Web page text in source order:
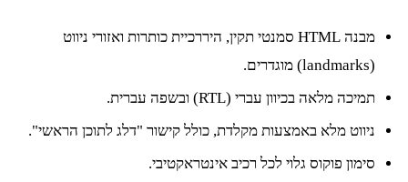
מבנה HTML סמנטי תקין, היררכיית כותרות ואזורי ניווט
(landmarks) מוגדרים.
תמיכה מלאה בכיוון עברי (RTL) ובשפה עברית.
ניווט מלא באמצעות מקלדת, כולל קישור "דלג לתוכן הראשי".
סימון פוקוס גלוי לכל רכיב אינטראקטיבי.